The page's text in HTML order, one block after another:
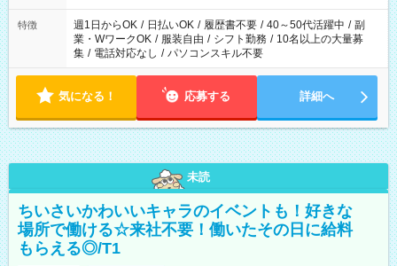
特徴 週1日からOK / 日払いOK / 履歴書不要 / 40～50代活躍中 / 副
業・WワークOK / 服装自由 / シフト勤務 / 10名以上の大量募
集 / 電話対応なし / パソコンスキル不要
気になる！ 応募する 詳細へ
未読
ちいさいかわいいキャラのイベントも！好きな
場所で働ける☆来社不要！働いたその日に給料
もらえる◎/T1